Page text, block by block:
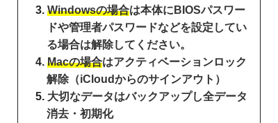
Windowsの場合は本体にBIOSパスワー
ドや管理者パスワードなどを設定してい
る場合は解除してください。
Macの場合はアクティベーションロック
解除（iCloudからのサインアウト）
大切なデータはバックアップし全データ
消去・初期化